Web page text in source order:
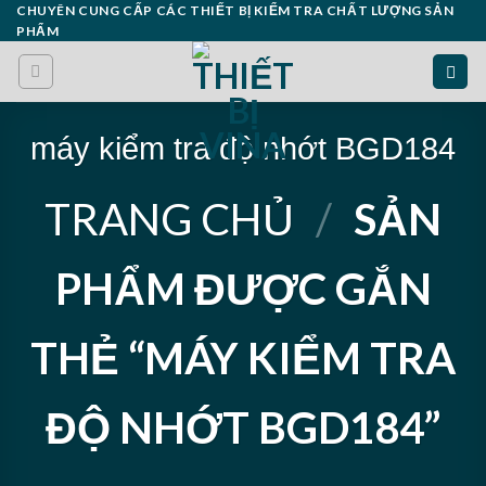
Skip
to
content
CHUYÊN CUNG CẤP CÁC THIẾT BỊ KIỂM TRA CHẤT LƯỢNG SẢN
PHẨM
máy kiểm tra độ nhớt BGD184
TRANG CHỦ / SẢN
PHẨM ĐƯỢC GẮN
THẺ “MÁY KIỂM TRA
ĐỘ NHỚT BGD184”